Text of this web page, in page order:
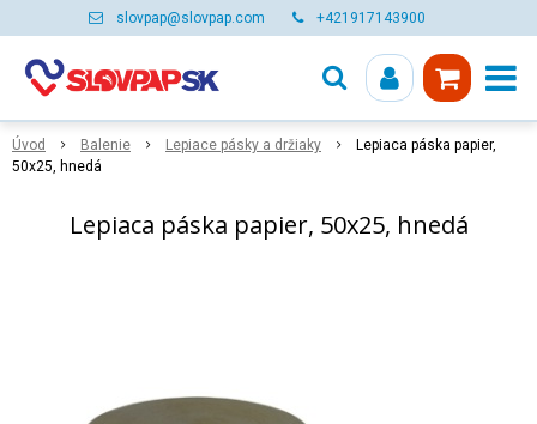
slovpap@slovpap.com +421917143900
Úvod Balenie Lepiace pásky a držiaky
Lepiaca páska papier,
50x25, hnedá
Lepiaca páska papier, 50x25, hnedá